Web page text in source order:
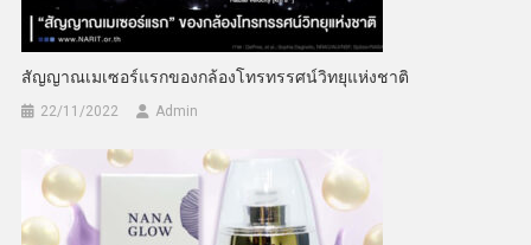
สัญญาณเมเซอร์แรกของกล้องโทรทรรศน์วิทยุแห่งชาติ
22/11/2022 Admin